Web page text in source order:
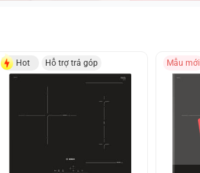
Hot Hỗ trợ trả góp Mẫu mới